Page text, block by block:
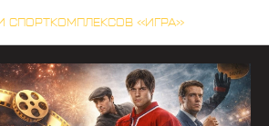
СПОРТКОМПЛЕКСОВ «ИГРА»